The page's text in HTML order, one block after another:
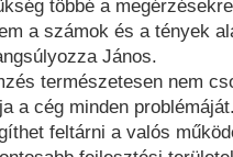
többé a
a számok és a tények
János.
természetesen nem
a cég minden
feltárni a valós